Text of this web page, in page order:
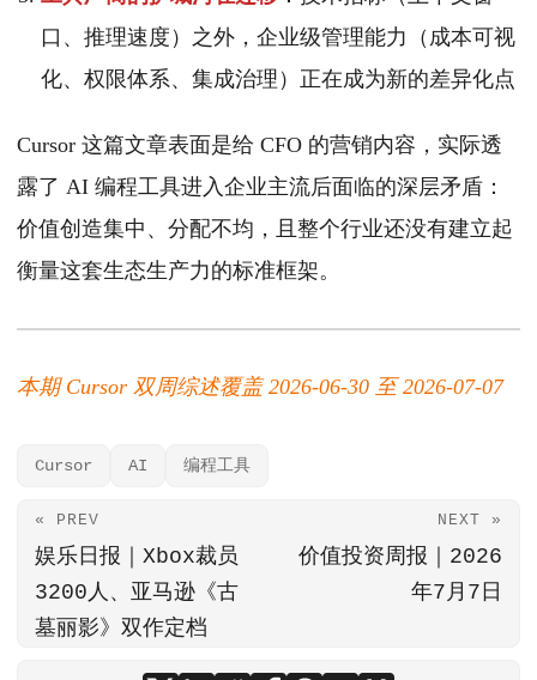
口、推理速度）之外，企业级管理能力（成本可视
化、权限体系、集成治理）正在成为新的差异化点
Cursor 这篇文章表面是给 CFO 的营销内容，实际透
露了 AI 编程工具进入企业主流后面临的深层矛盾：
价值创造集中、分配不均，且整个行业还没有建立起
衡量这套生态生产力的标准框架。
本期 Cursor 双周综述覆盖 2026-06-30 至 2026-07-07
Cursor AI 编程工具
« PREV
娱乐日报｜Xbox裁员
3200人、亚马逊《古
墓丽影》双作定档
NEXT »
价值投资周报｜2026
年7月7日